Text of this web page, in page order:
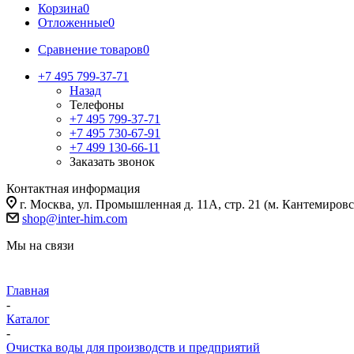
Корзина0
Отложенные0
Сравнение товаров0
+7 495 799-37-71
Назад
Телефоны
+7 495 799-37-71
+7 495 730-67-91
+7 499 130-66-11
Заказать звонок
Контактная информация
г. Москва, ул. Промышленная д. 11А, стр. 21 (м.
shop@inter-him.com
Мы на связи
Главная
-
Каталог
-
Очистка воды для производств и предприятий